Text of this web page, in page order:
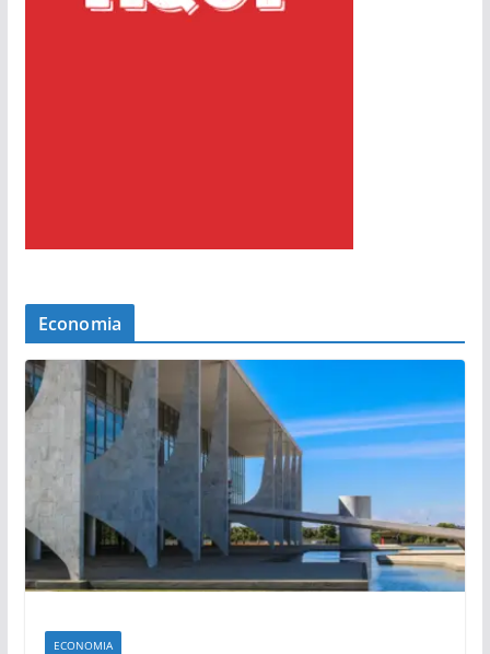
Economia
ECONOMIA